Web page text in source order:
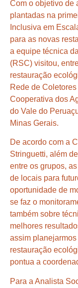
Com o objetivo de
plantadas na
Inclusiva em
para as novas
a equipe técnica
(RSC) visitou,
restauração
Rede de
Cooperativa dos
do Vale do
Minas Gerais.
De acordo com a
Stringuetti, além
entre os grupos,
de locais para
oportunidade de
se faz o
também sobre
melhores
assim
restauração
pontua a
Para a Analista